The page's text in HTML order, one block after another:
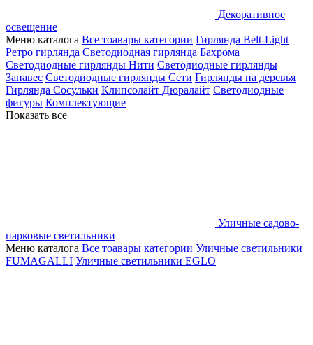
Декоративное
освещение
Меню каталога Все тоавары категории Гирлянда Belt-Light
Ретро гирлянда Светодиодная гирлянда Бахрома
Светодиодные гирлянды Нити Светодиодные гирлянды
Занавес Светодиодные гирлянды Сети Гирлянды на деревья
Гирлянда Сосульки Клипсолайт Дюралайт Светодиодные
фигуры Комплектующие
Показать все
Уличные садово-
парковые светильники
Меню каталога Все тоавары категории Уличные светильники
FUMAGALLI Уличные светильники EGLO